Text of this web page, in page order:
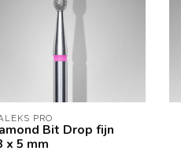
PRO
Bit Drop fijn
x 5 mm